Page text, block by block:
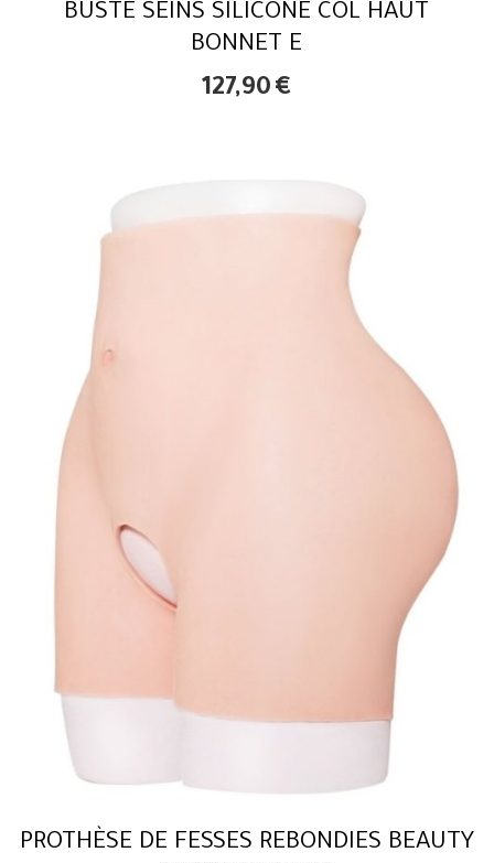
BUSTE SEINS SILICONE COL HAUT
BONNET E
127,90 €
PROTHÈSE DE FESSES REBONDIES BEAUTY